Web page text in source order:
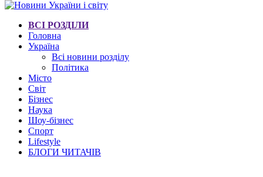
ВСІ РОЗДІЛИ
Головна
Україна
Всі новини розділу
Політика
Місто
Світ
Бізнес
Наука
Шоу-бізнес
Спорт
Lifestyle
БЛОГИ ЧИТАЧІВ